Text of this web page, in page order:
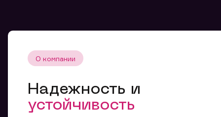
О компании
Надежность и
устойчивость